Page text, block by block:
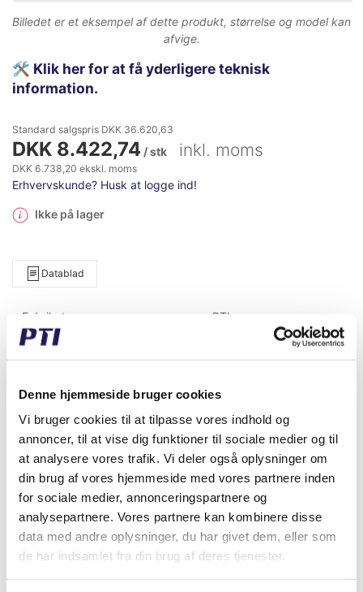
Denne hjemmeside bruger cookies
Vi bruger cookies til at tilpasse vores indhold og
annoncer, til at vise dig funktioner til sociale medier og til
at analysere vores trafik. Vi deler også oplysninger om
din brug af vores hjemmeside med vores partnere inden
for sociale medier, annonceringspartnere og
analysepartnere. Vores partnere kan kombinere disse
data med andre oplysninger, du har givet dem, eller som
de har indsamlet fra din brug af deres tjenester.
Billedet er et eksempel af dette produkt, størrelse og model kan
afvige.
🛠️ Klik her for at få yderligere teknisk
information.
Standard salgspris DKK 36.620,63
DKK 8.422,74 / stk inkl. moms
DKK 6.738,20 ekskl. moms
Erhvervskunde? Husk at logge ind!
Ikke på lager
Datablad
Fabrikat PTI
Vægt (gram)
Toldtariff nummer 8483200000
GTIN / EAN 5713188442207
Indvendig diameter (mm) 120,00
Materiale Støbejern
Temperatur °C -30°C to +110°C